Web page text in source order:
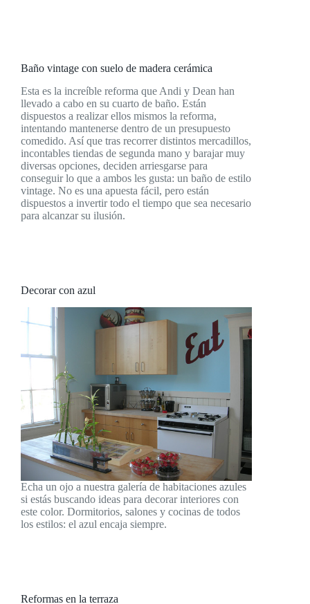
Baño vintage con suelo de madera cerámica
Esta es la increíble reforma que Andi y Dean han
llevado a cabo en su cuarto de baño. Están
dispuestos a realizar ellos mismos la reforma,
intentando mantenerse dentro de un presupuesto
comedido. Así que tras recorrer distintos mercadillos,
incontables tiendas de segunda mano y barajar muy
diversas opciones, deciden arriesgarse para
conseguir lo que a ambos les gusta: un baño de estilo
vintage. No es una apuesta fácil, pero están
dispuestos a invertir todo el tiempo que sea necesario
para alcanzar su ilusión.
Decorar con azul
Echa un ojo a nuestra galería de habitaciones azules
si estás buscando ideas para decorar interiores con
este color. Dormitorios, salones y cocinas de todos
los estilos: el azul encaja siempre.
Reformas en la terraza